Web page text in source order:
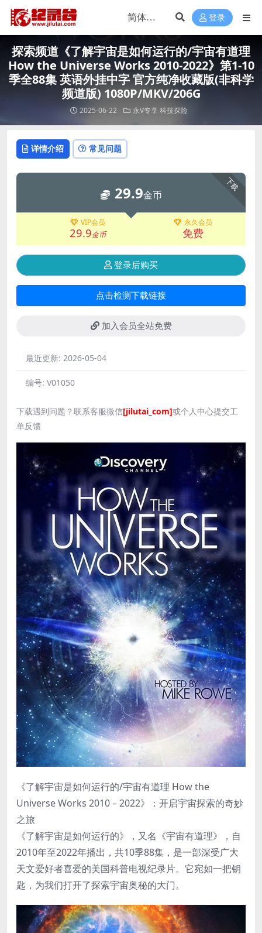
登录
探索频道《了解宇宙是如何运行的/宇宙有道理
How the Universe Works 2010-2022》第1-10
季全88集 英语外挂中字 官方纯净收藏版(非科学
频道版) 1080P/MKV/206G
2025-06-22 永V专享 科技探险
详情介绍 常见问题
下载
29.9金币
VIP会员
29.9金币
永久会员
免费
登录后购买
点击检测下载链接
加入会员全站免费
最近更新: 2026-05-04
编号: V01050
下载遇到问题？联系客服微信[jilutai_com]或个人中心提交工
单反馈
《了解宇宙是如何运行的/宇宙有道理 How the
Universe Works 2010 – 2022》：开启宇宙探索的奇妙
之旅
《了解宇宙是如何运行的》，又名《宇宙有道理》，自
2010年至2022年播出，共10季88集，是一部深受广大
天文爱好者喜爱的美国科普电视纪录片。它宛如一把钥
匙，为我们打开了探索宇宙奥秘的大门。